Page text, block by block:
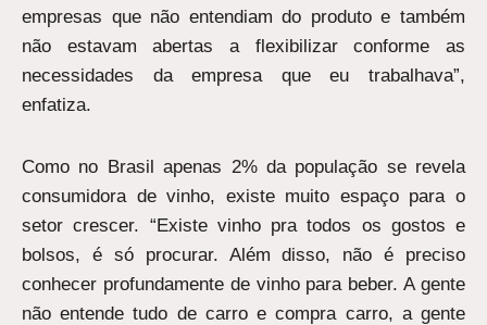
empresas que não entendiam do produto e também
não estavam abertas a flexibilizar conforme as
necessidades da empresa que eu trabalhava”,
enfatiza.
Como no Brasil apenas 2% da população se revela
consumidora de vinho, existe muito espaço para o
setor crescer. “Existe vinho pra todos os gostos e
bolsos, é só procurar. Além disso, não é preciso
conhecer profundamente de vinho para beber. A gente
não entende tudo de carro e compra carro, a gente